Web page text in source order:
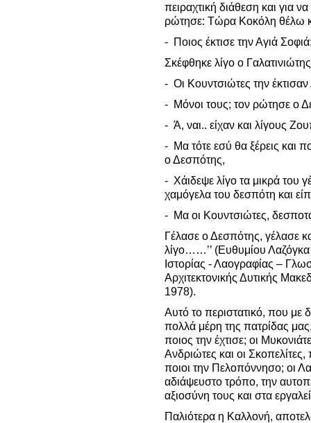
πειραχτική διάθεση και για
ρώτησε: Τώρα Κοκόλη θέλω
- Ποιος έκτισε την Αγιά
Σκέφθηκε λίγο ο
- Οι Κουντσιώτες την
- Μόνοι τους; τον ρώτησε ο
- Ά, ναι.. είχαν και λίγους
- Μα τότε εσύ θα ξέρεις και
ο Δεσπότης,
- Χάιδεψε λίγο τα μικρά του
χαμόγελα του δεσπότη και
- Μα οι Κουντσιώτες,
Γέλασε ο Δεσπότης, γέλασε
λίγο……’’ (Ευθυμίου
Ιστορίας - Λαογραφίας –
Αρχιτεκτονικής Δυτικής
1978).
Αυτό το περιστατικό, που με
πολλά μέρη της πατρίδας
ποιος την έχτισε; οι
Ανδριώτες και οι
ποιοι την Πελοπόννησο; οι
αδιάψευστο τρόπο, την
αξιοσύνη τους και στα
Παλιότερα η Καλλονή,